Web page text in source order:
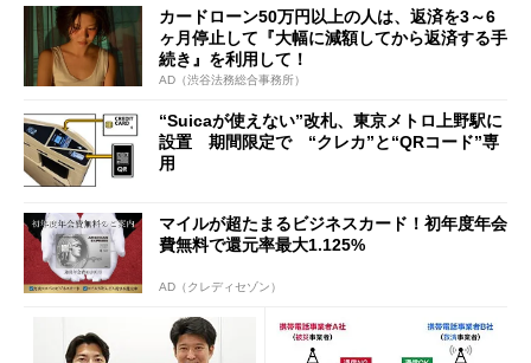
開催
カードローン50万円以上の人は、返済を3～6
ヶ月停止して『大幅に減額してから返済する手
続き』を利用して！
AD（渋谷法務総合事務所）
“Suicaが使えない”改札、東京メトロ上野駅に
設置 期間限定で “クレカ”と“QRコード”専
用
マイルが超たまるビジネスカード！初年度年会
費無料で還元率最大1.125%
AD（クレディセゾン）